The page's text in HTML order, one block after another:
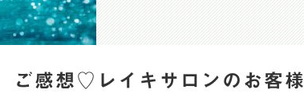
ご感想♡レイキサロンのお客様